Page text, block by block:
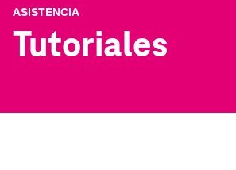
ASISTENCIA
Tutoriales